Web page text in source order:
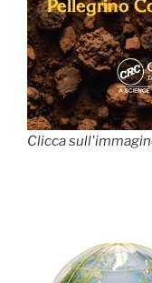
Clicca